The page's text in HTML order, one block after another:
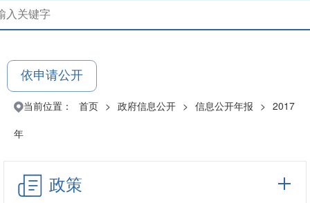
依申请公开
当前位置： 首页 > 政府信息公开 > 信息公开年报 > 2017
年
政策